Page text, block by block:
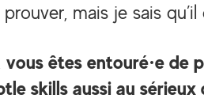
mais je sais qu’il
vous êtes entouré·e de
skills aussi au sérieux